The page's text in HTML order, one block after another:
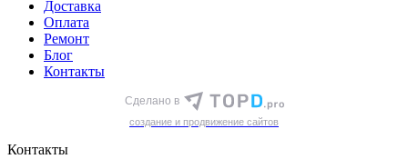
Доставка
Оплата
Ремонт
Блог
Контакты
Сделано в
cоздание и продвижение сайтов
Контакты